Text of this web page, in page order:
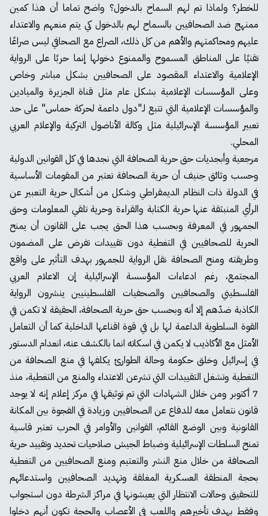
للخطر؟ ولماذا تم لهم السماح بالدخول؟ واضح تماما أن هذا كمين
ممنهج ضد الصحافيين بالسماح لهم بالدخول كي يتم منعهم والاعتداء
عليهم ومحاكمتهم والأهم من كل ذلك، الصراع مع الصحافي ليس صراعًا
تقنيًا على المناطق المسموح والممنوع دخولها إنما حربًا على الرواية
الإعلامية والاعتداء المقصود على الصحافيين بشكل مباشر وخاص
وعلى المؤسسات الإعلامية بشكل عام مثل قناة الجزيرة والميادين
والمؤسسات الإعلامية التي تتبع لـ"دول داعمة لحركة حماس" على حد
تعبير المؤسسة الإسرائيلية مثل وكالة الأناضول التركية والإعلام العربي
المحلي.
مرجعية وأبجديات حق حرية الصحافة التي نجدها في كل القوانين الدولية
وحسب وثائق جنيف أن حرية الصحافة تعتبر من المقومات الأساسية
في الدولة ذات النظام الديمقراطي وشكل من أشكال حرية التعبير عن
الرأي المنبثقة عنها حرية الكتابة والقراءة وحرية تلقي المعلومات وحق
الجمهور في المعرفة وبحسب هذا الحق يجب على القانون أن يمنح
الحرية للصحافيين في التغطية دون تقييدات تفرض على المضمون
وطريقته ومنح الصحافة نقل الرواية للجمهور بهدف التأثير على واقع
المجتمع، رغم ادعاءات المؤسسة الإسرائيلية إن الاعلام العربي
الفلسطيني والصحافيين والصحفيات الفلسطينيين ينشرون الرواية
الكاذبة ضدّهم إلا أنه وبحسب حق حرية الصحافة، الحقيقة لا تكمن في
القوة السلطوية الداعمة لها بل في قوة اقناعها الداخلية كما أن التعامل
الأمثل مع الأكاذيب لا يكمن في اسكاته انما بالكشف عنه، انعدام الدستور
في إسرائيل وخلق حكومة وحالة الطوارئ يكلفها في منع الصحافة من
التغطية وتشغل التقييدات التي تشرعن الاعتداء والمنع من التغطية، منذ
7 أكتوبر ومن خلال الشهادات التي تم توثيقها في مركز إعلام إنه لا يوجد
قانون نتعامل معه للدفاع عن الصحافيين وزيادة في الفجوة بين المكانة
القانونية وبين الوضع القائم، القوانين والأوامر في الحرب تعتبر قاسية
تمنح السلطات الإسرائيلية وضباط الجيش صلاحيات تحديد وتقييد حرية
الصحافة من خلال منع النشر والتعتيم ومنع الصحافيين من التغطية
بحجة المنطقة العسكرية المغلقة وتهديد الصحافيين واستدعائهم
للتحقيق وحالات الانتظار التي يعيشونها في مراكز الشرطة دون استجواب
وفقط بهدف تأخيرهم واللعب في الأعصاب والحجة تكون أنهم دخلوا